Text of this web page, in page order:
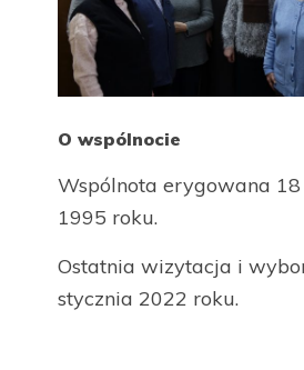
O wspólnocie
Wspólnota erygowana
1995 roku.
Ostatnia wizytacja i
stycznia 2022 roku.